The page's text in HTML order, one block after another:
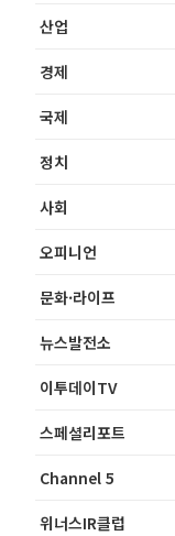
산업
경제
국제
정치
사회
오피니언
문화·라이프
뉴스발전소
이투데이TV
스페셜리포트
Channel 5
위너스IR클럽